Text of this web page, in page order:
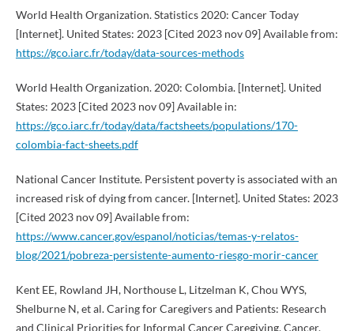
World Health Organization. Statistics 2020: Cancer Today
[Internet]. United States: 2023 [Cited 2023 nov 09] Available from:
https://gco.iarc.fr/today/data-sources-methods
World Health Organization. 2020: Colombia. [Internet]. United
States: 2023 [Cited 2023 nov 09] Available in:
https://gco.iarc.fr/today/data/factsheets/populations/170-
colombia-fact-sheets.pdf
National Cancer Institute. Persistent poverty is associated with an
increased risk of dying from cancer. [Internet]. United States: 2023
[Cited 2023 nov 09] Available from:
https://www.cancer.gov/espanol/noticias/temas-y-relatos-
blog/2021/pobreza-persistente-aumento-riesgo-morir-cancer
Kent EE, Rowland JH, Northouse L, Litzelman K, Chou WYS,
Shelburne N, et al. Caring for Caregivers and Patients: Research
and Clinical Priorities for Informal Cancer Caregiving. Cancer.